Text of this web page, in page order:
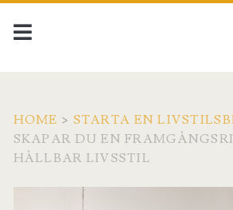
HOME > STARTA EN
SKAPAR DU EN
HÅLLBAR LIVSSTIL